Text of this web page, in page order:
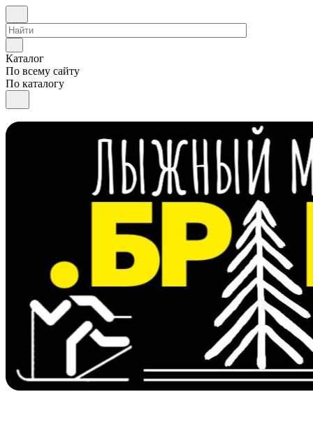
Каталог
По всему сайту
По каталогу